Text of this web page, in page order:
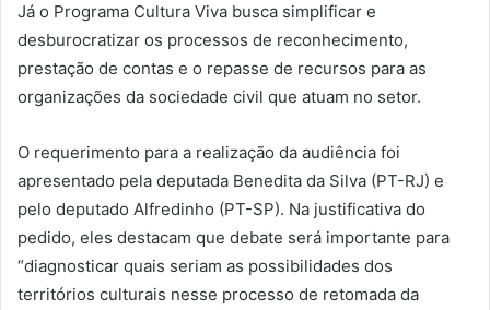
Já o Programa Cultura Viva busca simplificar e
desburocratizar os processos de reconhecimento,
prestação de contas e o repasse de recursos para as
organizações da sociedade civil que atuam no setor.
O requerimento para a realização da audiência foi
apresentado pela deputada Benedita da Silva (PT-RJ) e
pelo deputado Alfredinho (PT-SP). Na justificativa do
pedido, eles destacam que debate será importante para
“diagnosticar quais seriam as possibilidades dos
territórios culturais nesse processo de retomada da